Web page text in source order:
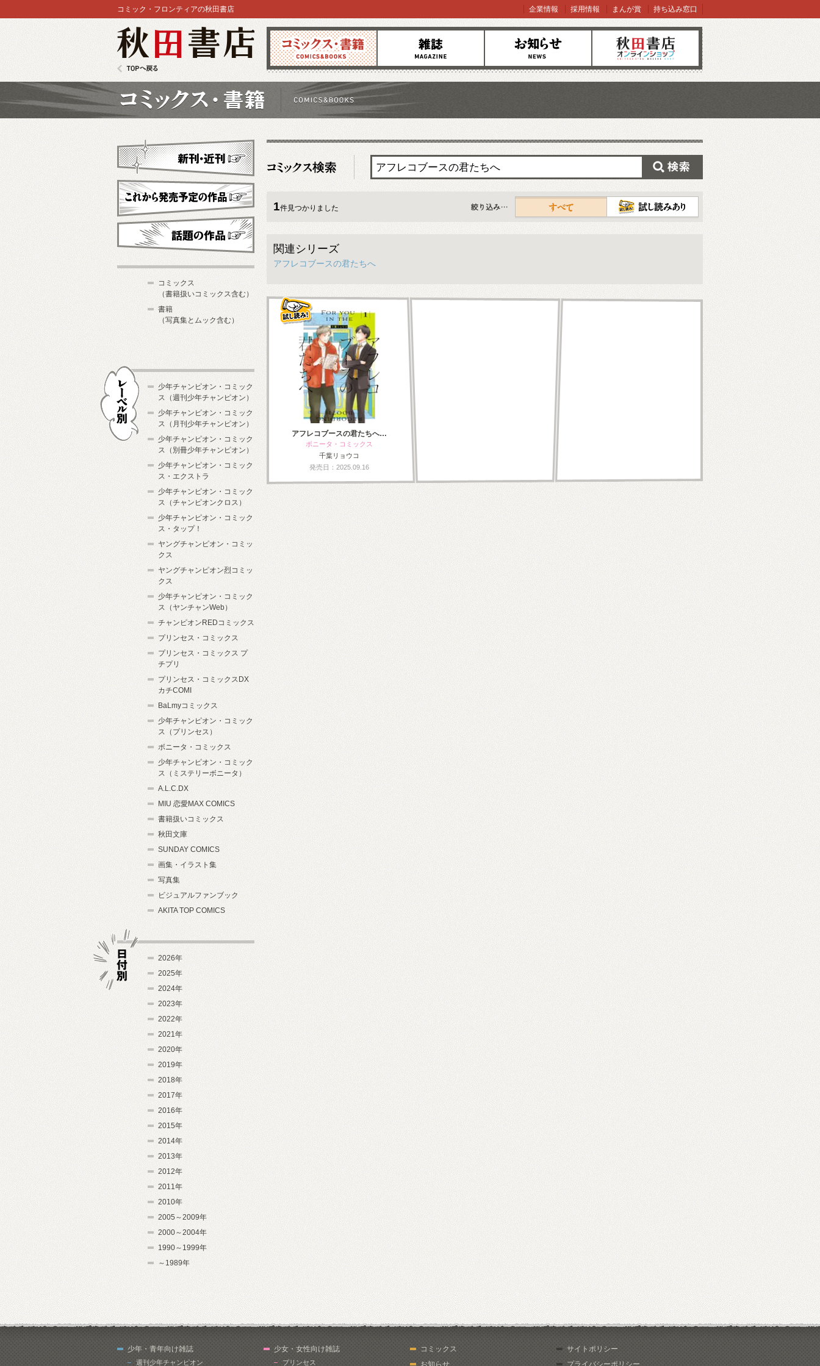
コミックス 雑誌 お知らせ オンラインショップ
コミック・フロンティアの秋田書店 企業情報 採用情報 まんが賞 持ち込み窓口
1件見つかりました
すべて
関連シリーズ
アフレコブースの君たちへ
アフレコブースの君たちへ…
ボニータ・コミックス
千葉リョウコ
発売日：2025.09.16
新刊・近刊
これから発売予定
コミックス
（書籍扱いコミックス含む）
書籍
（写真集とムック含む）
少年チャンピオン・コミック
ス（週刊少年チャンピオン）
少年チャンピオン・コミック
ス（月刊少年チャンピオン）
少年チャンピオン・コミック
ス（別冊少年チャンピオン）
少年チャンピオン・コミック
ス・エクストラ
少年チャンピオン・コミック
ス（チャンピオンクロス）
少年チャンピオン・コミック
ス・タップ！
ヤングチャンピオン・コミッ
クス
ヤングチャンピオン烈コミッ
クス
少年チャンピオン・コミック
ス（ヤンチャンWeb）
チャンピオンREDコミックス
プリンセス・コミックス
プリンセス・コミックス プ
チプリ
プリンセス・コミックスDX
カチCOMI
BaLmyコミックス
少年チャンピオン・コミック
ス（プリンセス）
ボニータ・コミックス
少年チャンピオン・コミック
ス（ミステリーボニータ）
A.L.C.DX
MIU 恋愛MAX COMICS
書籍扱いコミックス
秋田文庫
SUNDAY COMICS
画集・イラスト集
写真集
ビジュアルファンブック
AKITA TOP COMICS
2026年
2025年
2024年
2023年
2022年
2021年
2020年
2019年
2018年
2017年
2016年
2015年
2014年
2013年
2012年
2011年
2010年
2005～2009年
2000～2004年
1990～1999年
～1989年
少年・青年向け雑誌
週刊少年チャンピオン
少女・女性向け雑誌
プリンセス
コミックス
お知らせ
サイトポリシー
プライバシーポリシー